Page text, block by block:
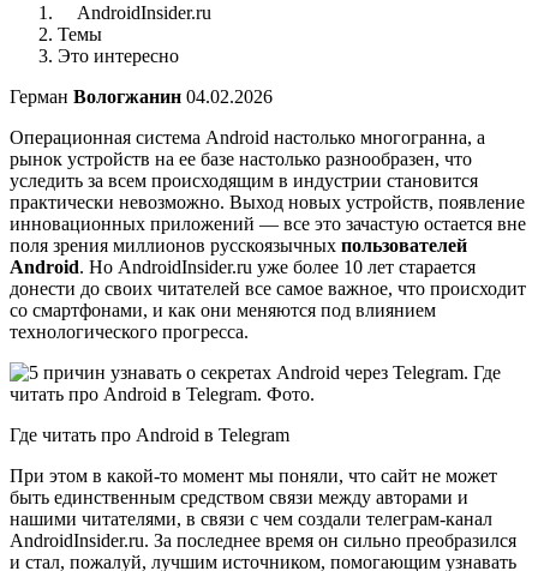
AndroidInsider.ru
Темы
Это интересно
Герман Вологжанин 04.02.2026
Операционная система Android настолько многогранна, а
рынок устройств на ее базе настолько разнообразен, что
уследить за всем происходящим в индустрии становится
практически невозможно. Выход новых устройств, появление
инновационных приложений — все это зачастую остается вне
поля зрения миллионов русскоязычных пользователей
Android. Но AndroidInsider.ru уже более 10 лет старается
донести до своих читателей все самое важное, что происходит
со смартфонами, и как они меняются под влиянием
технологического прогресса.
Где читать про Android в Telegram
При этом в какой-то момент мы поняли, что сайт не может
быть единственным средством связи между авторами и
нашими читателями, в связи с чем создали телеграм-канал
AndroidInsider.ru. За последнее время он сильно преобразился
и стал, пожалуй, лучшим источником, помогающим узнавать